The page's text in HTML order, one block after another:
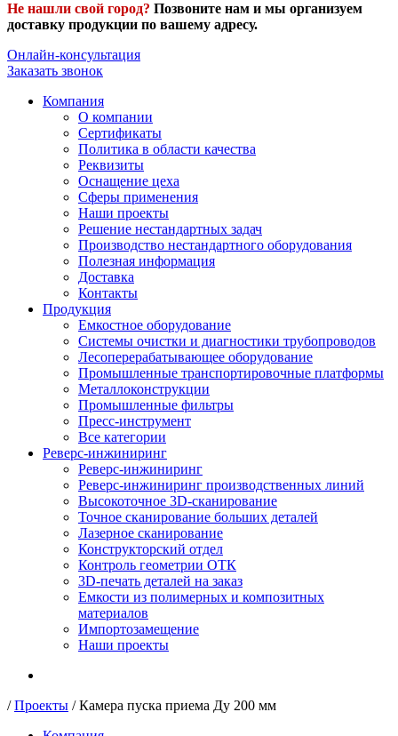
Не нашли свой город? Позвоните нам и мы организуем
доставку продукции по вашему адресу.
Онлайн-консультация
Заказать звонок
Компания
О компании
Сертификаты
Политика в области качества
Реквизиты
Оснащение цеха
Сферы применения
Наши проекты
Решение нестандартных задач
Производство нестандартного оборудования
Полезная информация
Доставка
Контакты
Продукция
Емкостное оборудование
Системы очистки и диагностики трубопроводов
Лесоперерабатывающее оборудование
Промышленные транспортировочные платформы
Металлоконструкции
Промышленные фильтры
Пресс-инструмент
Все категории
Реверс-инжиниринг
Реверс-инжиниринг
Реверс-инжиниринг производственных линий
Высокоточное 3D-сканирование
Точное сканирование больших деталей
Лазерное сканирование
Конструкторский отдел
Контроль геометрии ОТК
3D-печать деталей на заказ
Емкости из полимерных и композитных
материалов
Импортозамещение
Наши проекты
/Проекты /Камера пуска приема Ду 200 мм